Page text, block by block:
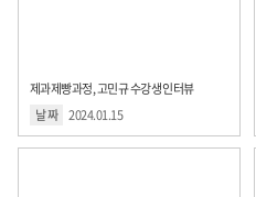
제과제빵과정, 고민규 수강생 인터뷰
날 짜 2024.01.15